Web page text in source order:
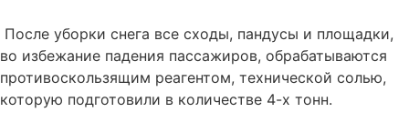
После уборки снега все сходы, пандусы и площадки,
во избежание падения пассажиров, обрабатываются
противоскользящим реагентом, технической солью,
которую подготовили в количестве 4-х тонн.